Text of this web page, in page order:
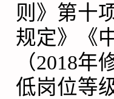
则》第十
规定》《
（2018
低岗位等